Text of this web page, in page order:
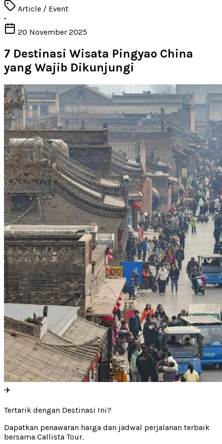
Article / Event
•
20 November 2025
7 Destinasi Wisata Pingyao China
yang Wajib Dikunjungi
✈️
Tertarik dengan Destinasi Ini?
Dapatkan penawaran harga dan jadwal perjalanan terbaik
bersama Callista Tour.